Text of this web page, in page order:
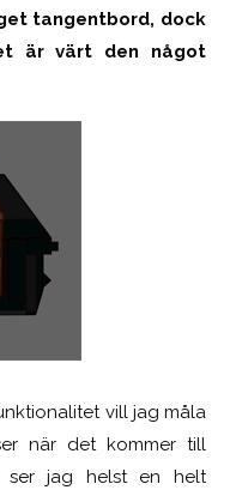
tangentbord, dock
är värt den något
vill jag måla
när det kommer till
ser jag helst en helt